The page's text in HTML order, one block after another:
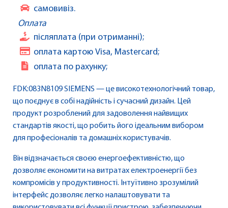
самовивіз.
Оплата
післяплата (при отриманні);
оплата картою Visa, Mastercard;
оплата по рахунку;
FDK:083N8109 SIEMENS — це високотехнологічний товар,
що поєднує в собі надійність і сучасний дизайн. Цей
продукт розроблений для задоволення найвищих
стандартів якості, що робить його ідеальним вибором
для професіоналів та домашніх користувачів.
Він відзначається своєю енергоефективністю, що
дозволяє економити на витратах електроенергії без
компромісів у продуктивності. Інтуїтивно зрозумілий
інтерфейс дозволяє легко налаштовувати та